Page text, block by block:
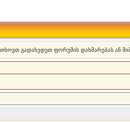
გადახედეთ ფორუმის დახმარებას ან